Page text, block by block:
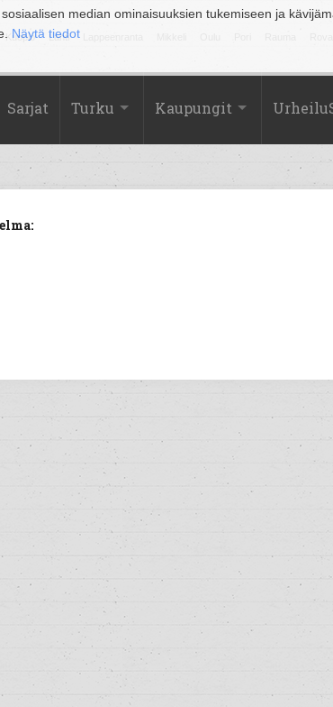
median ominaisuuksien tukemiseen ja
Näytä tiedot
Kuopio Lahti
Sarjat Turku Kaupungit